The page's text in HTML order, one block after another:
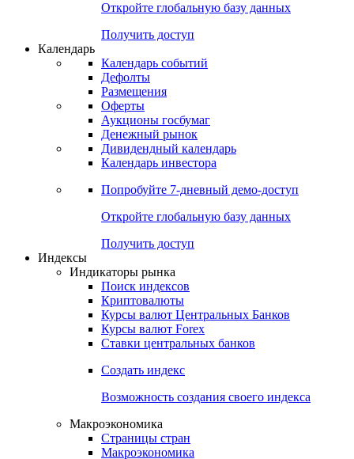
Корпоративные CDS
Попробуйте7-дневный
Откройте глобальную базу данных
Получить доступ
Календарь
Календарь событий
Дефолты
Размещения
Оферты
Денежный рынок
Календарь инвестора
Попробуйте7-дневный
Откройте глобальную базу данных
Получить доступ
Индикаторы рынка
Поиск индексов
Курсы валют Центральных Банков
Ставки центральных банков
Создать индекс
Возможность создания своего индекса